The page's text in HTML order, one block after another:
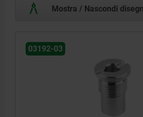
Mostra / Nascondi
03192-03